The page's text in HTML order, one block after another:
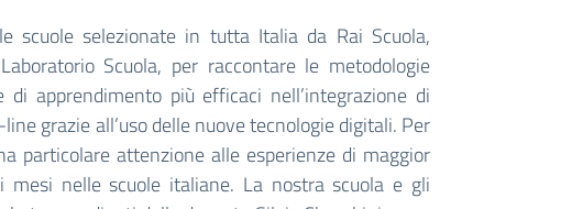
scuole selezionate in tutta Italia da Rai Scuola,
Scuola, per raccontare le metodologie
apprendimento più efficaci nell’integrazione di
grazie all’uso delle nuove tecnologie digitali. Per
particolare attenzione alle esperienze di maggior
mesi nelle scuole italiane. La nostra scuola e gli